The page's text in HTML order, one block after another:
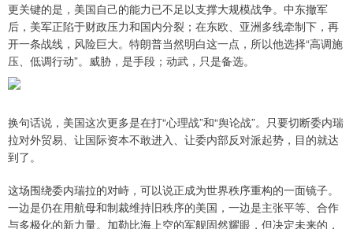
更关键的是，美国自己的能力已不足以支撑大规模战争。中东撤军
后，美军正陷于财政压力和国内分裂；在东欧、亚洲多线牵制下，再
开一条战线，风险巨大。特朗普当然明白这一点，所以他选择“高调施
压、低调行动”。威胁，是手段；动武，只是备选。
换句话说，美国这次更多是在打“心理战”和“舆论战”。只要切断委内瑞
拉对外贸易、让国际资本不敢进入、让委内部反对派起势，目的就达
到了。
这场围绕委内瑞拉的对峙，可以说正成为世界秩序重构的一面镜子。
一边是仍在用航母和制裁维持旧秩序的美国，一边是主张平等、合作
与多极化的新力量。加勒比海上空的军舰固然耀眼，但决定未来的，